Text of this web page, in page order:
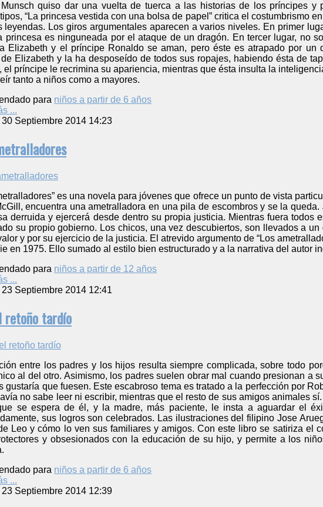
Munsch quiso dar una vuelta de tuerca a las historias de los príncipes y
“La princesa vestida con una bolsa de papel” critica el costumbrismo
leyendas. Los giros argumentales aparecen a varios niveles. En primer
princesa es ninguneada por el ataque de un dragón. En tercer lugar, no
Elizabeth y el príncipe Ronaldo se aman, pero éste es atrapado por un
Elizabeth y la ha desposeído de todos sus ropajes, habiendo ésta de
el príncipe le recrimina su apariencia, mientras que ésta insulta la
tanto a niños como a mayores.
para niños a partir de 6 años
...
30 Septiembre 2014 14:23
es una novela para jóvenes que ofrece un punto de vista
encuentra una ametralladora en una pila de escombros y se la
derruida y ejercerá desde dentro su propia justicia. Mientras fuera todos
su propio gobierno. Los chicos, una vez descubiertos, son llevados a
y por su ejercicio de la justicia. El atrevido argumento de “Los
en 1975. Ello sumado al estilo bien estructurado y a la narrativa del autor
para niños a partir de 12 años
...
23 Septiembre 2014 12:41
retoño tardío
entre los padres y los hijos resulta siempre complicada, sobre todo
al del otro. Asimismo, los padres suelen obrar mal cuando presionan a
gustaría que fuesen. Este escabroso tema es tratado a la perfección por
no sabe leer ni escribir, mientras que el resto de sus amigos animales
se espera de él, y la madre, más paciente, le insta a aguardar el
sus logros son celebrados. Las ilustraciones del filipino Jose
Leo y cómo lo ven sus familiares y amigos. Con este libro se satiriza el
y obsesionados con la educación de su hijo, y permite a los
para niños a partir de 6 años
...
23 Septiembre 2014 12:39